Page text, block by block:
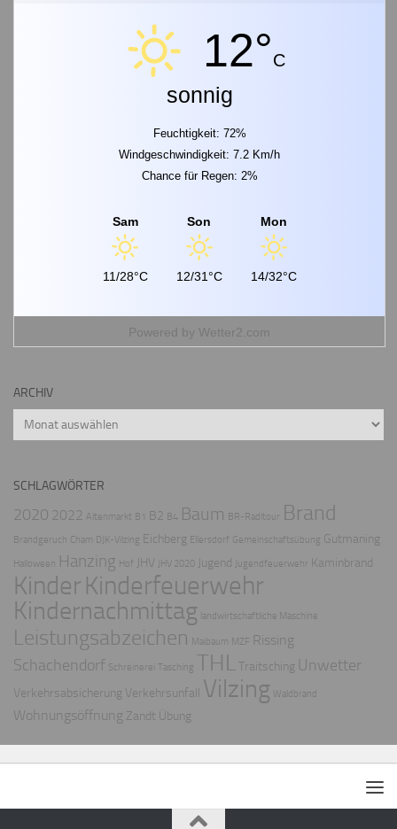
12°C
sonnig
Feuchtigkeit: 72%
Windgeschwindigkeit: 7.2 Km/h
Chance für Regen: 2%
Sam
11/28°C
Son
12/31°C
Mon
14/32°C
Powered by Wetter2.com
ARCHIV
Archiv
SCHLAGWÖRTER
2020 2022 Altenmarkt B1 B2 B4 Baum BR-Radltour Brand
Brandgeruch Cham DJK-Vilzing Eichberg Ellersdorf Gemeinschaftsübung Gutmaning
Halloween Hanzing Hof JHV JHV 2020 Jugend Jugendfeuerwehr Kaminbrand
Kinder Kinderfeuerwehr
Kindernachmittag landwirtschaftliche Maschine
Leistungsabzeichen Maibaum MZF Rissing
Schachendorf Schreinerei Tasching THLTraitsching Unwetter
Verkehrsabsicherung Verkehrsunfall Vilzing Waldbrand
Wohnungsöffnung Zandt Übung